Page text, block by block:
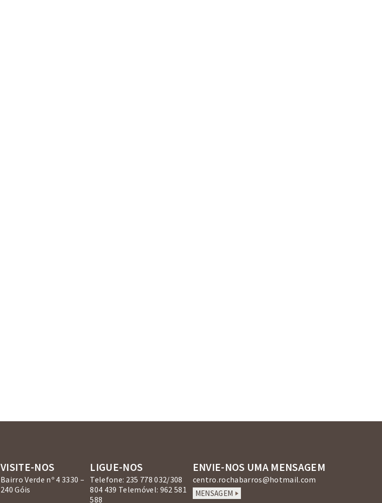
VISITE-NOS
Bairro Verde nº 4 3330 –
240 Góis
LIGUE-NOS
Telefone: 235 778 032/308
804 439 Telemóvel: 962 581
588
ENVIE-NOS UMA MENSAGEM
centro.rochabarros@hotmail.com
MENSAGEM